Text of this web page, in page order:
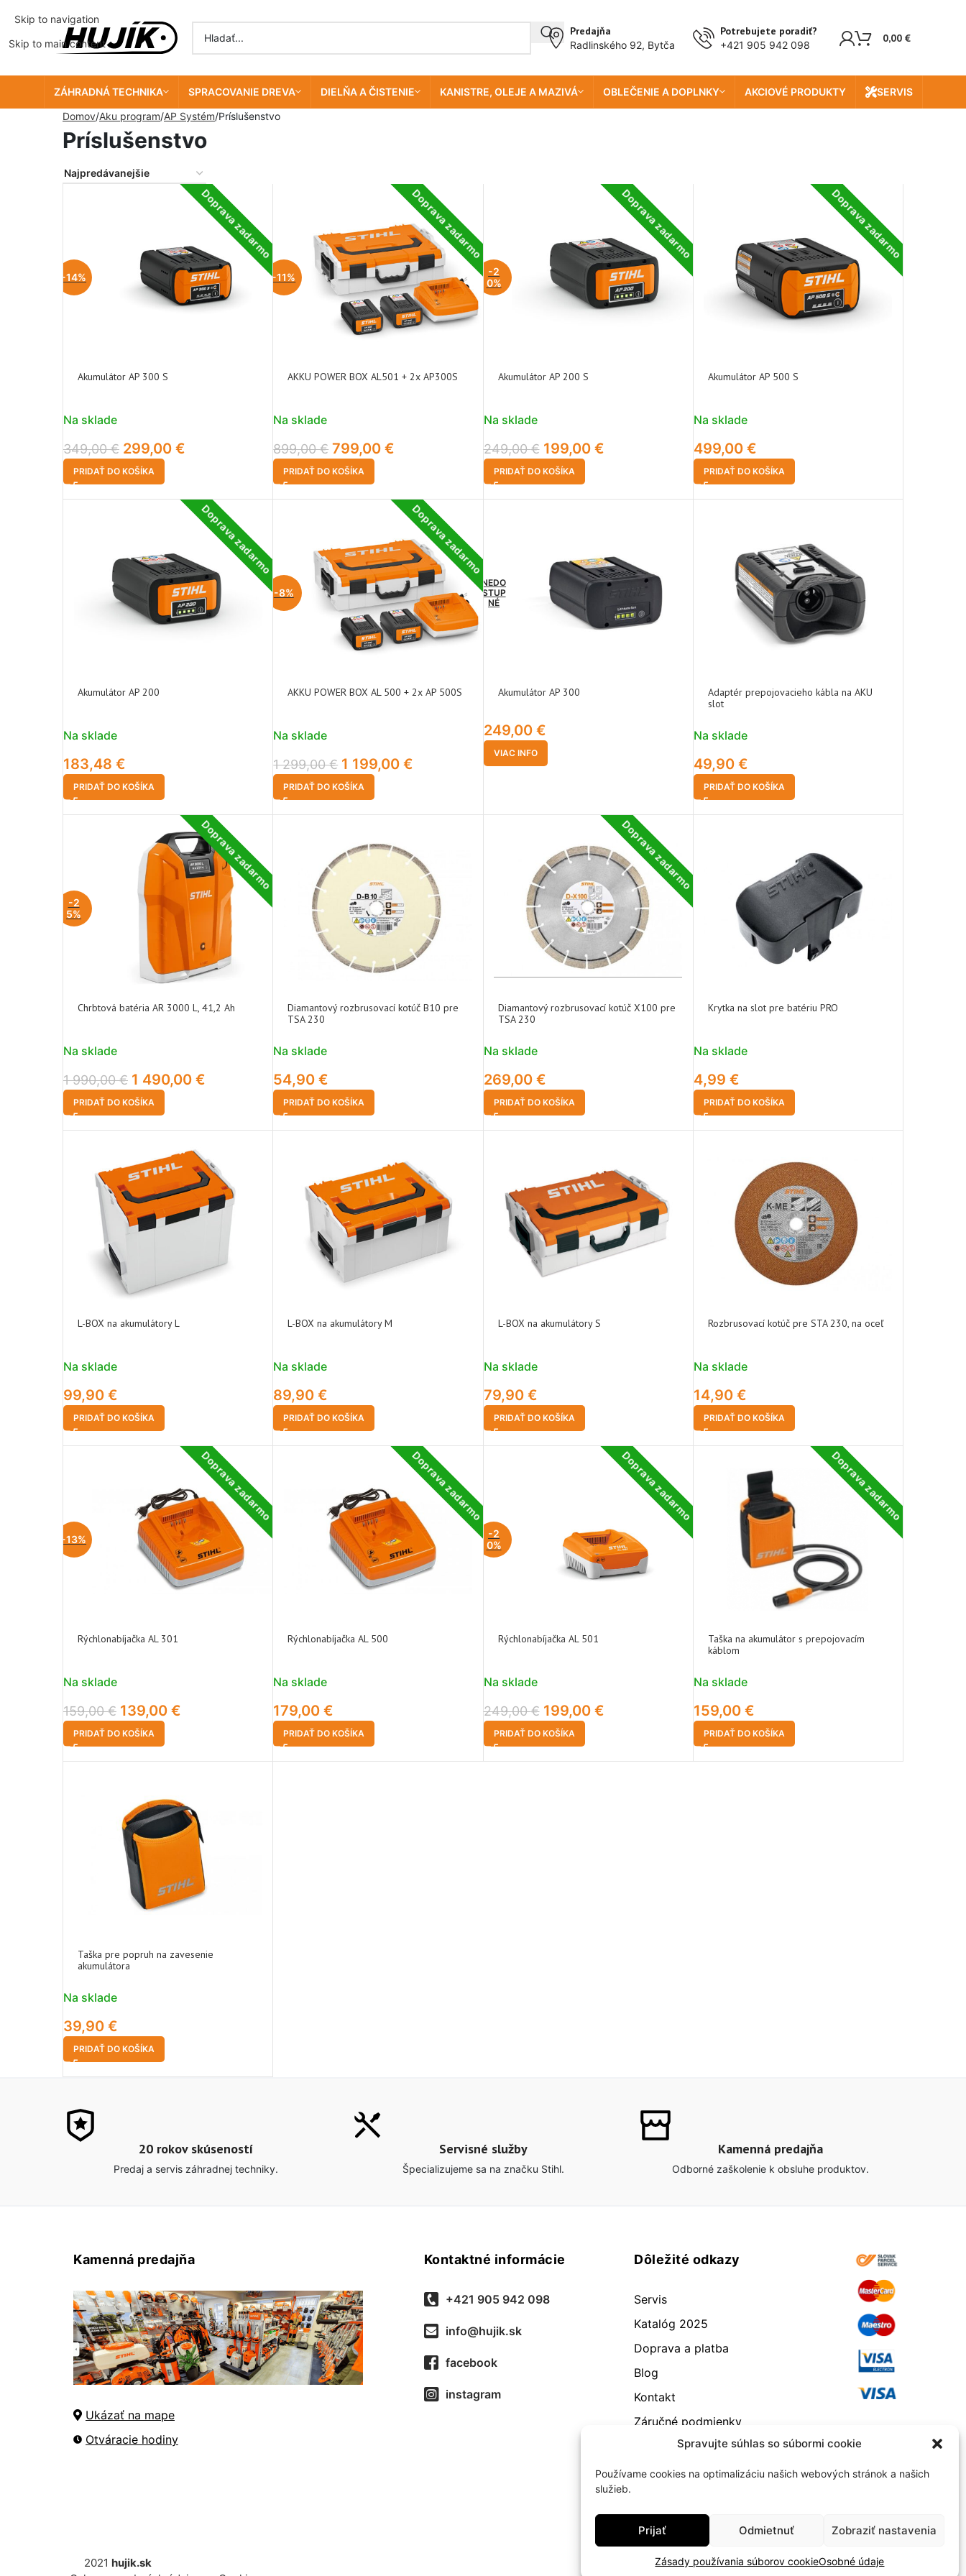
Spravujte súhlas so súbormi cookie
Používame cookies na optimalizáciu našich webových stránok a našich
služieb.
Prijať Odmietnuť Zobraziť nastavenia
Zásady používania súborov cookieOsobné údaje
Skip to navigation
Skip to main content
Predajňa
Radlinského 92, Bytča
Potrebujete poradiť?
+421 905 942 098
0,00 €
ZÁHRADNÁ TECHNIKA SPRACOVANIE DREVA DIELŇA A ČISTENIE KANISTRE, OLEJE A MAZIVÁ OBLEČENIE A DOPLNKY AKCIOVÉ PRODUKTY
SERVIS
Domov Aku program AP Systém Príslušenstvo
Príslušenstvo
Doprava zadarmo
-14%
Akumulátor AP 300 S
Na sklade
349,00€ 299,00 €
PRIDAŤ DO KOŠÍKA
Doprava zadarmo
-11%
AKKU POWER BOX AL501 + 2x AP300S
Na sklade
899,00€ 799,00€
PRIDAŤ DO KOŠÍKA
Doprava zadarmo
-2
0%
Akumulátor AP 200 S
Na sklade
249,00€ 199,00 €
PRIDAŤ DO KOŠÍKA
Doprava zadarmo
Akumulátor AP 500 S
Na sklade
499,00 €
PRIDAŤ DO KOŠÍKA
Doprava zadarmo
Akumulátor AP 200
Na sklade
183,48 €
PRIDAŤ DO KOŠÍKA
Doprava zadarmo
-8%
AKKU POWER BOX AL 500 + 2x AP 500S
Na sklade
1 299,00€ 1 199,00€
PRIDAŤ DO KOŠÍKA
NEDO
STUP
NÉ
Akumulátor AP 300
249,00 €
VIAC INFO
Adaptér prepojovacieho kábla na AKU
slot
Na sklade
49,90 €
PRIDAŤ DO KOŠÍKA
Doprava zadarmo
-2
5%
Chrbtová batéria AR 3000 L, 41,2 Ah
Na sklade
1 990,00€ 1 490,00 €
PRIDAŤ DO KOŠÍKA
Diamantový rozbrusovací kotúč B10 pre
TSA 230
Na sklade
54,90€
PRIDAŤ DO KOŠÍKA
Doprava zadarmo
Diamantový rozbrusovací kotúč X100 pre
TSA 230
Na sklade
269,00 €
PRIDAŤ DO KOŠÍKA
Krytka na slot pre batériu PRO
Na sklade
4,99 €
PRIDAŤ DO KOŠÍKA
L-BOX na akumulátory L
Na sklade
99,90 €
PRIDAŤ DO KOŠÍKA
L-BOX na akumulátory M
Na sklade
89,90€
PRIDAŤ DO KOŠÍKA
L-BOX na akumulátory S
Na sklade
79,90 €
PRIDAŤ DO KOŠÍKA
Rozbrusovací kotúč pre STA 230, na oceľ
Na sklade
14,90 €
PRIDAŤ DO KOŠÍKA
Doprava zadarmo
-13%
Rýchlonabíjačka AL 301
Na sklade
159,00€ 139,00 €
PRIDAŤ DO KOŠÍKA
Doprava zadarmo
Rýchlonabíjačka AL 500
Na sklade
179,00€
PRIDAŤ DO KOŠÍKA
Doprava zadarmo
-2
0%
Rýchlonabíjačka AL 501
Na sklade
249,00€ 199,00 €
PRIDAŤ DO KOŠÍKA
Doprava zadarmo
Taška na akumulátor s prepojovacím
káblom
Na sklade
159,00 €
PRIDAŤ DO KOŠÍKA
Taška pre popruh na zavesenie
akumulátora
Na sklade
39,90 €
PRIDAŤ DO KOŠÍKA
20 rokov skúseností
Predaj a servis záhradnej techniky.
Servisné služby
Špecializujeme sa na značku Stihl.
Kamenná predajňa
Odborné zaškolenie k obsluhe produktov.
Kamenná predajňa
Ukázať na mape
Otváracie hodiny
Kontaktné informácie
+421 905 942 098
info@hujik.sk
facebook
instagram
Dôležité odkazy
Servis
Katalóg 2025
Doprava a platba
Blog
Kontakt
Záručné podmienky
Odstúpenie od zmluvy
Reklamácia a vrátenie
Zásady používania súborov
cookie (EÚ)
2021 hujik.sk